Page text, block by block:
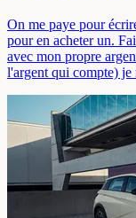
On me paye pour
pour en acheter un.
avec mon propre
l'argent qui compte) je